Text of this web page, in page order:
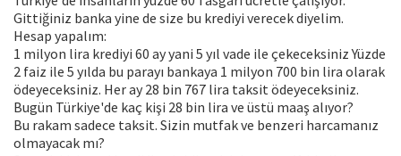
Gittiğiniz banka yine de size bu krediyi verecek diyelim.
Hesap yapalım:
1 milyon lira krediyi 60 ay yani 5 yıl vade ile çekeceksiniz Yüzde
2 faiz ile 5 yılda bu parayı bankaya 1 milyon 700 bin lira olarak
ödeyeceksiniz. Her ay 28 bin 767 lira taksit ödeyeceksiniz.
Bugün Türkiye'de kaç kişi 28 bin lira ve üstü maaş alıyor?
Bu rakam sadece taksit. Sizin mutfak ve benzeri harcamanız
olmayacak mı?